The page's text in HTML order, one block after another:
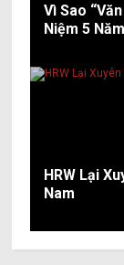
Vì Sao
Niệm 5
HRW Lại
Nam